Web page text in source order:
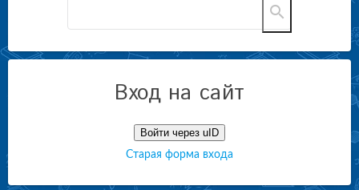
Вход на сайт
Войти через uID
Старая форма входа